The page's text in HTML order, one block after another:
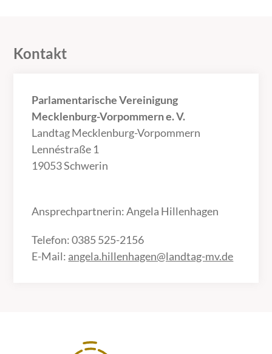
Kontakt
Parlamentarische Vereinigung
Mecklenburg-Vorpommern e. V.
Landtag Mecklenburg-Vorpommern
Lennéstraße 1
19053 Schwerin
Ansprechpartnerin: Angela Hillenhagen
Telefon: 0385 525-2156
E-Mail: angela.hillenhagen@landtag-mv.de